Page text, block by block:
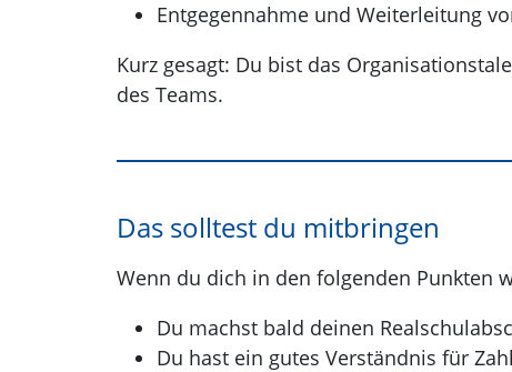
Entgegennahme und Weiterleitung
Kurz gesagt: Du bist das
des Teams.
Das solltest du mitbringen
Wenn du dich in den folgenden Punkten
Du machst bald deinen
Du hast ein gutes Verständnis für